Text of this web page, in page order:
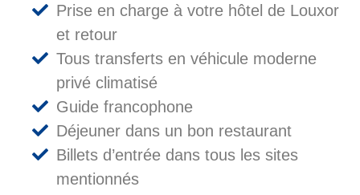
Prise en charge à votre hôtel de Louxor
et retour
Tous transferts en véhicule moderne
privé climatisé
Guide francophone
Déjeuner dans un bon restaurant
Billets d’entrée dans tous les sites
mentionnés